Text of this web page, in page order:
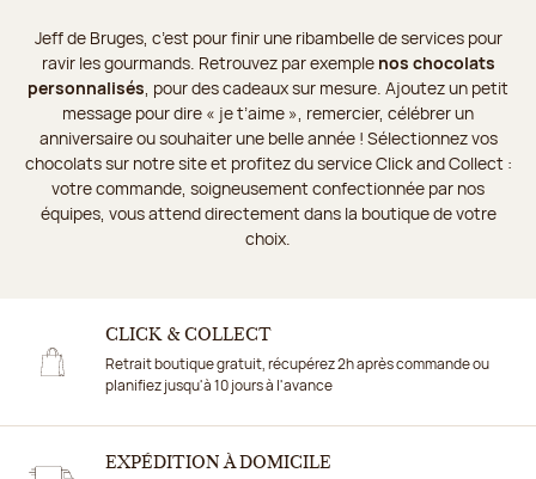
Jeff de Bruges, c’est pour finir une ribambelle de services pour
ravir les gourmands. Retrouvez par exemple nos chocolats
personnalisés , pour des cadeaux sur mesure. Ajoutez un petit
message pour dire « je t’aime », remercier, célébrer un
anniversaire ou souhaiter une belle année ! Sélectionnez vos
chocolats sur notre site et profitez du service Click and Collect :
votre commande, soigneusement confectionnée par nos
équipes, vous attend directement dans la boutique de votre
choix.
CLICK & COLLECT
Retrait boutique gratuit, récupérez 2h après commande ou
planifiez jusqu'à 10 jours à l'avance
EXPÉDITION À DOMICILE